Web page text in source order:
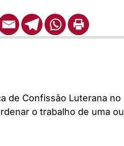
de Confissão Luterana no
o trabalho de uma ou